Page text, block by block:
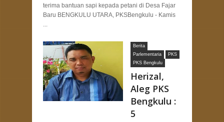
terima bantuan sapi kepada petani di Desa Fajar
Baru BENGKULU UTARA, PKSBengkulu - Kamis
...
Berita
Parlementaria
PKS
PKS Bengkulu
Herizal,
Aleg PKS
Bengkulu :
5